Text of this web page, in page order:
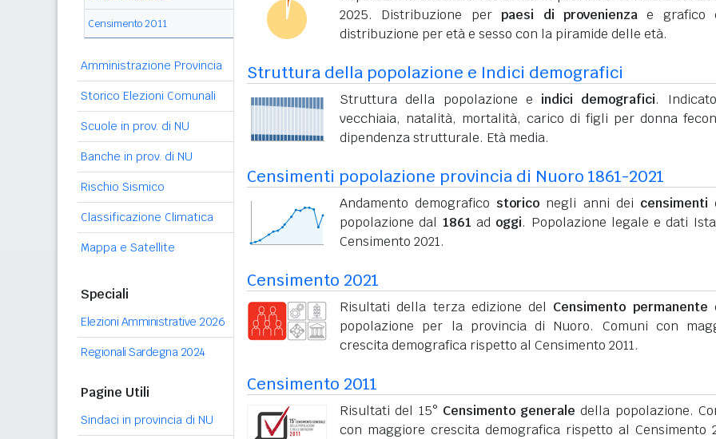
Censimento 2011
Amministrazione Provincia
Storico Elezioni Comunali
Scuole in prov. di NU
Banche in prov. di NU
Rischio Sismico
Classificazione Climatica
Mappa e Satellite
Speciali
Elezioni Amministrative 2026
Regionali Sardegna 2024
Pagine Utili
Sindaci in provincia di NU
2025. Distribuzione perpaesi di provenienzae grafico
distribuzione per età e sesso con la piramide delle età.
Struttura della popolazione e Indici demografici
Struttura della popolazione e indici demografici.
vecchiaia, natalità, mortalità, carico di figli per donna
dipendenza strutturale. Età media.
Censimenti popolazione provincia di Nuoro 1861-2021
Andamento demografico storico negli anni dei censimenti
popolazione dal 1861 ad oggi. Popolazione legale e dati
Censimento 2021.
Censimento 2021
Risultati della terza edizione del Censimento permanente
popolazione per la provincia di Nuoro. Comuni con
crescita demografica rispetto al Censimento 2011.
Censimento 2011
Risultati del 15° Censimento generale della popolazione.
con maggiore crescita demografica rispetto al Censimento